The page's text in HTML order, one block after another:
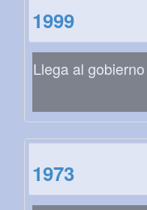
1999
Llega al
1973